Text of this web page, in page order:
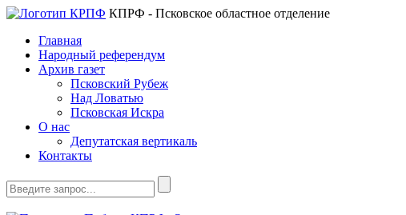
КПРФ - Псковское областное отделение
Главная
Народный референдум
Архив газет
Псковский Рубеж
Над Ловатью
Псковская Искра
О нас
Депутатская вертикаль
Контакты